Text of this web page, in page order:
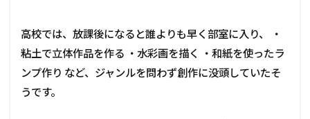
高校では、放課後になると誰よりも早く部室に入り、 ・
粘土で立体作品を作る ・水彩画を描く ・和紙を使ったラ
ンプ作り など、ジャンルを問わず創作に没頭していたそ
うです。